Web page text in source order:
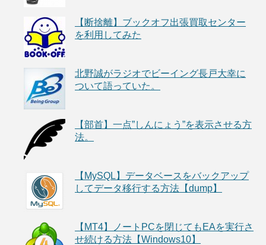
【断捨離】ブックオフ出張買取センター
を利用してみた
北野誠がラジオでビーイング長戸大幸に
ついて語っていた。
【部首】一点”しんにょう”を表示させる方
法。
【MySQL】データベースをバックアップ
してデータ移行する方法【dump】
【MT4】ノートPCを閉じてもEAを実行さ
せ続ける方法【Windows10】